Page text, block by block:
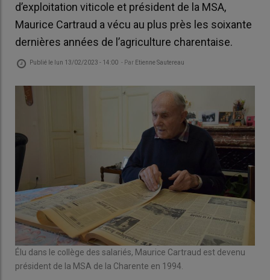
d’exploitation viticole et président de la MSA,
Maurice Cartraud a vécu au plus près les soixante
dernières années de l’agriculture charentaise.
Publié le lun 13/02/2023 - 14:00 - Par Etienne Sautereau
Élu dans le collège des salariés, Maurice Cartraud est devenu
président de la MSA de la Charente en 1994.